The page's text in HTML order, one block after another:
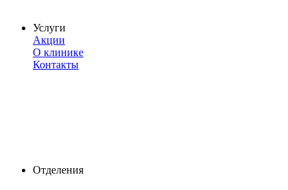
Услуги
Акции
О клинике
Контакты
Отделения